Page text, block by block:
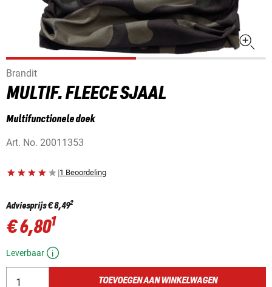
Brandit
MULTIF. FLEECE SJAAL
Multifunctionele doek
Art. No. 20011353
|1 Beoordeling
Adviesprijs€ 8,492
€ 6,801
Leverbaar
TOEVOEGEN AAN WINKELWAGEN